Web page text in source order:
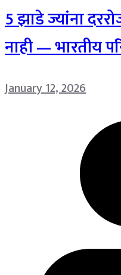
5 झाडे ज्यांना
नाही — भारतीय
January 12, 2026